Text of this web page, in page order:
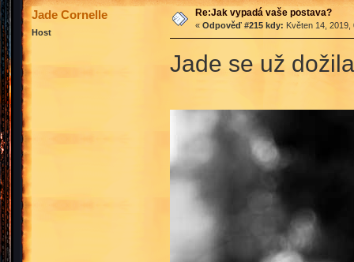
Jade Cornelle
Host
Re:Jak vypadá vaše postava?
« Odpověď #215 kdy: Květen 14,
Jade se už